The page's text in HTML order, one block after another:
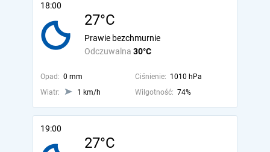
18:00
27°C
Odczuwalna 30°C
Prawie bezchmurnie
Opad: 0 mm Ciśnienie: 1010 hPa
Wiatr:
1 km/h Wilgotność: 74%
19:00
27°C